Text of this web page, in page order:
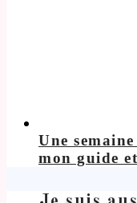
Une
mon guide